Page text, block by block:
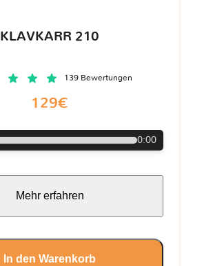
KLAVKARR 210
139 Bewertungen
129€
0:00
Mehr erfahren
In den Warenkorb